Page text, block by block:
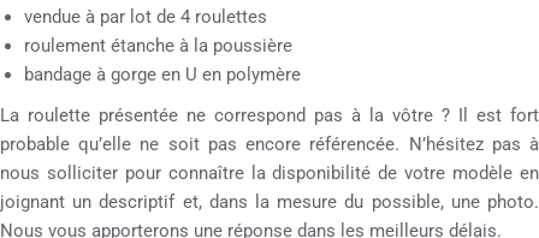
vendue à par lot de 4 roulettes
roulement étanche à la poussière
bandage à gorge en U en polymère
La roulette présentée ne correspond pas à la vôtre ? Il est fort
probable qu’elle ne soit pas encore référencée. N’hésitez pas à
nous solliciter pour connaître la disponibilité de votre modèle en
joignant un descriptif et, dans la mesure du possible, une photo.
Nous vous apporterons une réponse dans les meilleurs délais.